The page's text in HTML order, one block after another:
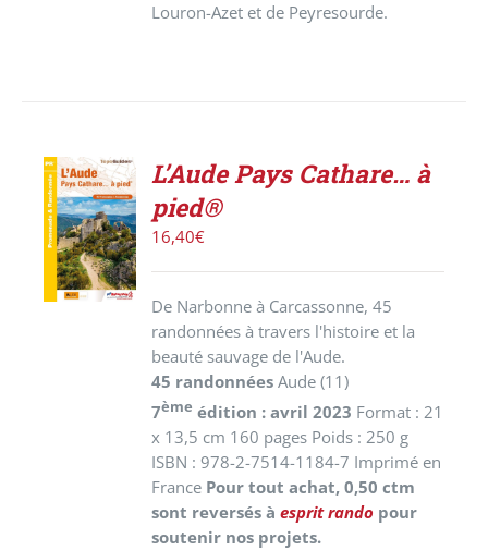
Louron-Azet et de Peyresourde.
AJOUTER
AU
PANIER
/
DÉTAILS
L’Aude Pays Cathare… à
pied®
16,40€
De Narbonne à Carcassonne, 45
randonnées à travers l'histoire et la
beauté sauvage de l'Aude.
45 randonnées Aude (11)
7ème édition : avril 2023 Format : 21
x 13,5 cm 160 pages Poids : 250 g
ISBN : 978-2-7514-1184-7 Imprimé en
France Pour tout achat, 0,50 ctm
sont reversés àesprit rando pour
soutenir nos projets.